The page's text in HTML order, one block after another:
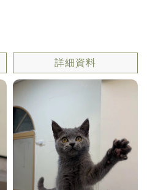
詳細資料